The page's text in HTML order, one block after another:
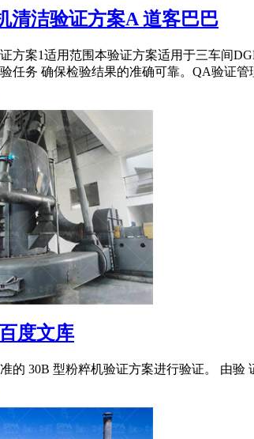
清洁验证方案A 道客巴巴
方案1适用范围本验证方案适用于三车间
任务 确保检验结果的准确可靠。QA验证
度文库
的 30B 型粉粹机验证方案进行验证。 由验